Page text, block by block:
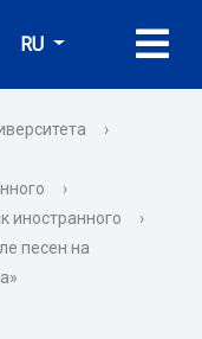
RU
›
›
иностранного
›
песен на